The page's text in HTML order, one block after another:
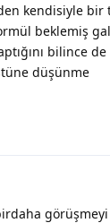
kendisiyle
beklemiş
bilince
düşünme